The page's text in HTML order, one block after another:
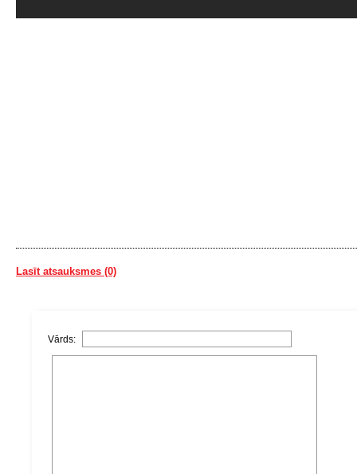
Lasīt atsauksmes (0)
Vārds: